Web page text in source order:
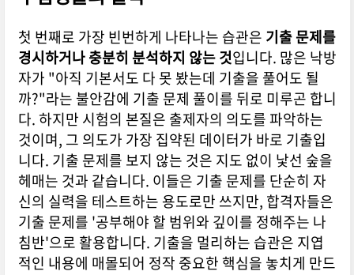
첫 번째로 가장 빈번하게 나타나는 습관은 기출 문제를
경시하거나 충분히 분석하지 않는 것입니다. 많은 낙방
자가 "아직 기본서도 다 못 봤는데 기출을 풀어도 될
까?"라는 불안감에 기출 문제 풀이를 뒤로 미루곤 합니
다. 하지만 시험의 본질은 출제자의 의도를 파악하는
것이며, 그 의도가 가장 집약된 데이터가 바로 기출입
니다. 기출 문제를 보지 않는 것은 지도 없이 낯선 숲을
헤매는 것과 같습니다. 이들은 기출 문제를 단순히 자
신의 실력을 테스트하는 용도로만 쓰지만, 합격자들은
기출 문제를 '공부해야 할 범위와 깊이를 정해주는 나
침반'으로 활용합니다. 기출을 멀리하는 습관은 지엽
적인 내용에 매몰되어 정작 중요한 핵심을 놓치게 만드